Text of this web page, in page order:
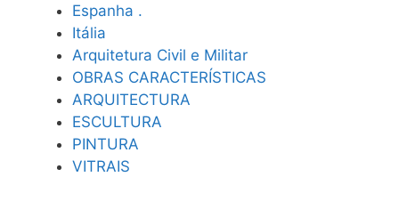
Espanha .
Itália
Arquitetura Civil e Militar
OBRAS CARACTERÍSTICAS
ARQUITECTURA
ESCULTURA
PINTURA
VITRAIS